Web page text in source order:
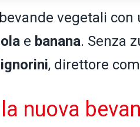
vegetali con
e banana. Senza
, direttore
nuova